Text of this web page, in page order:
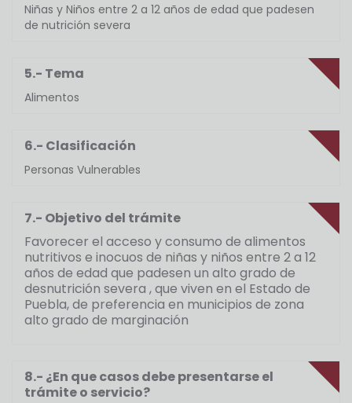
Niñas y Niños entre 2 a 12 años de edad que padesen
de nutrición severa
5.- Tema
Alimentos
6.- Clasificación
Personas Vulnerables
7.- Objetivo del trámite
Favorecer el acceso y consumo de alimentos
nutritivos e inocuos de niñas y niños entre 2 a 12
años de edad que padesen un alto grado de
desnutrición severa , que viven en el Estado de
Puebla, de preferencia en municipios de zona
alto grado de marginación
8.- ¿En que casos debe presentarse el
trámite o servicio?